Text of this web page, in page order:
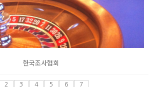
한국조사협회
2 3 4 5 6 7